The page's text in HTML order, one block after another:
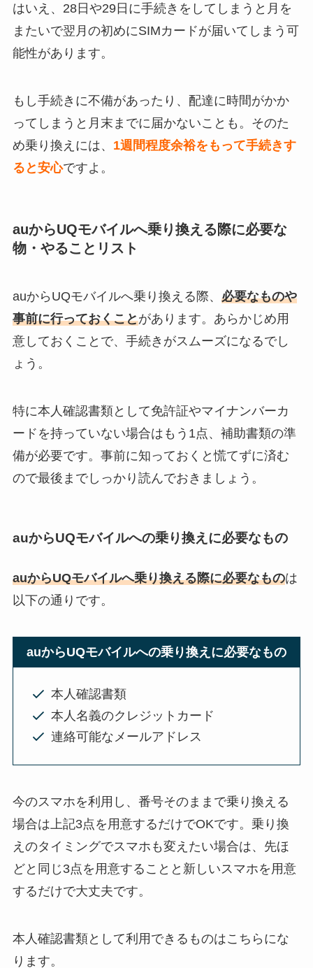
はいえ、28日や29日に手続きをしてしまうと月を
またいで翌月の初めにSIMカードが届いてしまう可
能性があります。
もし手続きに不備があったり、配達に時間がかか
ってしまうと月末までに届かないことも。そのた
め乗り換えには、 1週間程度余裕をもって手続きす
ると安心ですよ。
auからUQモバイルへ乗り換える際に必要な
物・やることリスト
auからUQモバイルへ乗り換える際、 必要なものや
事前に行っておくことがあります。あらかじめ用
意しておくことで、手続きがスムーズになるでし
ょう。
特に本人確認書類として免許証やマイナンバーカ
ードを持っていない場合はもう1点、補助書類の準
備が必要です。事前に知っておくと慌てずに済む
ので最後までしっかり読んでおきましょう。
auからUQモバイルへの乗り換えに必要なもの
auからUQモバイルへ乗り換える際に必要なものは
以下の通りです。
auからUQモバイルへの乗り換えに必要なもの
本人確認書類
本人名義のクレジットカード
連絡可能なメールアドレス
今のスマホを利用し、番号そのままで乗り換える
場合は上記3点を用意するだけでOKです。乗り換
えのタイミングでスマホも変えたい場合は、先ほ
どと同じ3点を用意することと新しいスマホを用意
するだけで大丈夫です。
本人確認書類として利用できるものはこちらにな
ります。